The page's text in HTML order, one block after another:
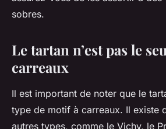
sobres.
Le tartan n’est pas le
carreaux
Il est important de noter que le
type de motif à carreaux. Il existe
autres types, comme le Vichy, le